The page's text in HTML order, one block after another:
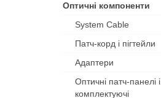
Оптичні компоненти
System Cable
Патч-корд і пігтейли
Адаптери
Оптичні патч-панелі і
комплектуючі